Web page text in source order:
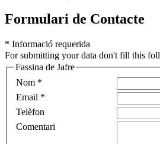
Formulari de Contacte
* Informació requerida
For submitting your data don't fill this
Fassina de Jafre
Nom *
Email *
Telèfon
Comentari